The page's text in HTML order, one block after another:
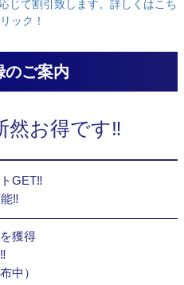
じて割引致します。詳しくはこち
ック！
のご案内
然お得です‼
GET‼
‼
獲得
中）